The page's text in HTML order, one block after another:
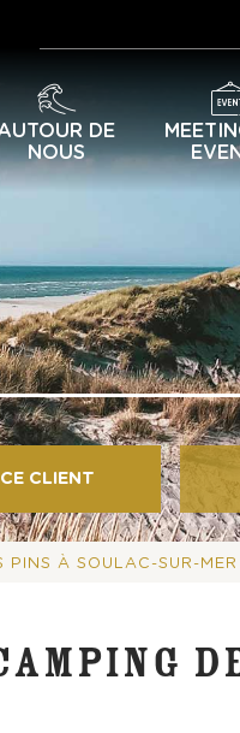
DE
NOUS
CLIENT
PINS À SOULAC-SUR-MER